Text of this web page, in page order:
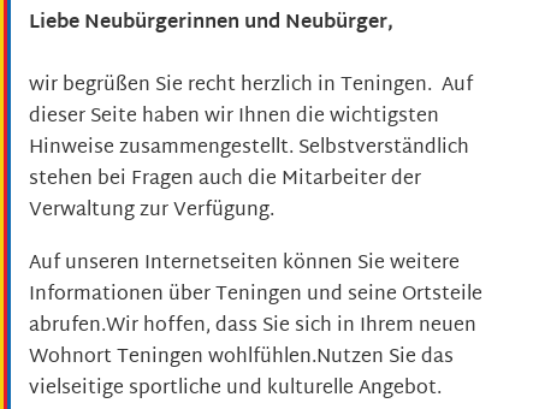
Liebe Neubürgerinnen und Neubürger,
wir begrüßen Sie recht herzlich in Teningen. Auf
dieser Seite haben wir Ihnen die wichtigsten
Hinweise zusammengestellt. Selbstverständlich
stehen bei Fragen auch die Mitarbeiter der
Verwaltung zur Verfügung.
Auf unseren Internetseiten können Sie weitere
Informationen über Teningen und seine Ortsteile
abrufen.Wir hoffen, dass Sie sich in Ihrem neuen
Wohnort Teningen wohlfühlen.Nutzen Sie das
vielseitige sportliche und kulturelle Angebot.